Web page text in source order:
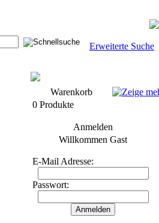
Erweiterte Suche
Warenkorb
0 Produkte
Anmelden
Willkommen Gast
E-Mail Adresse:
Passwort: